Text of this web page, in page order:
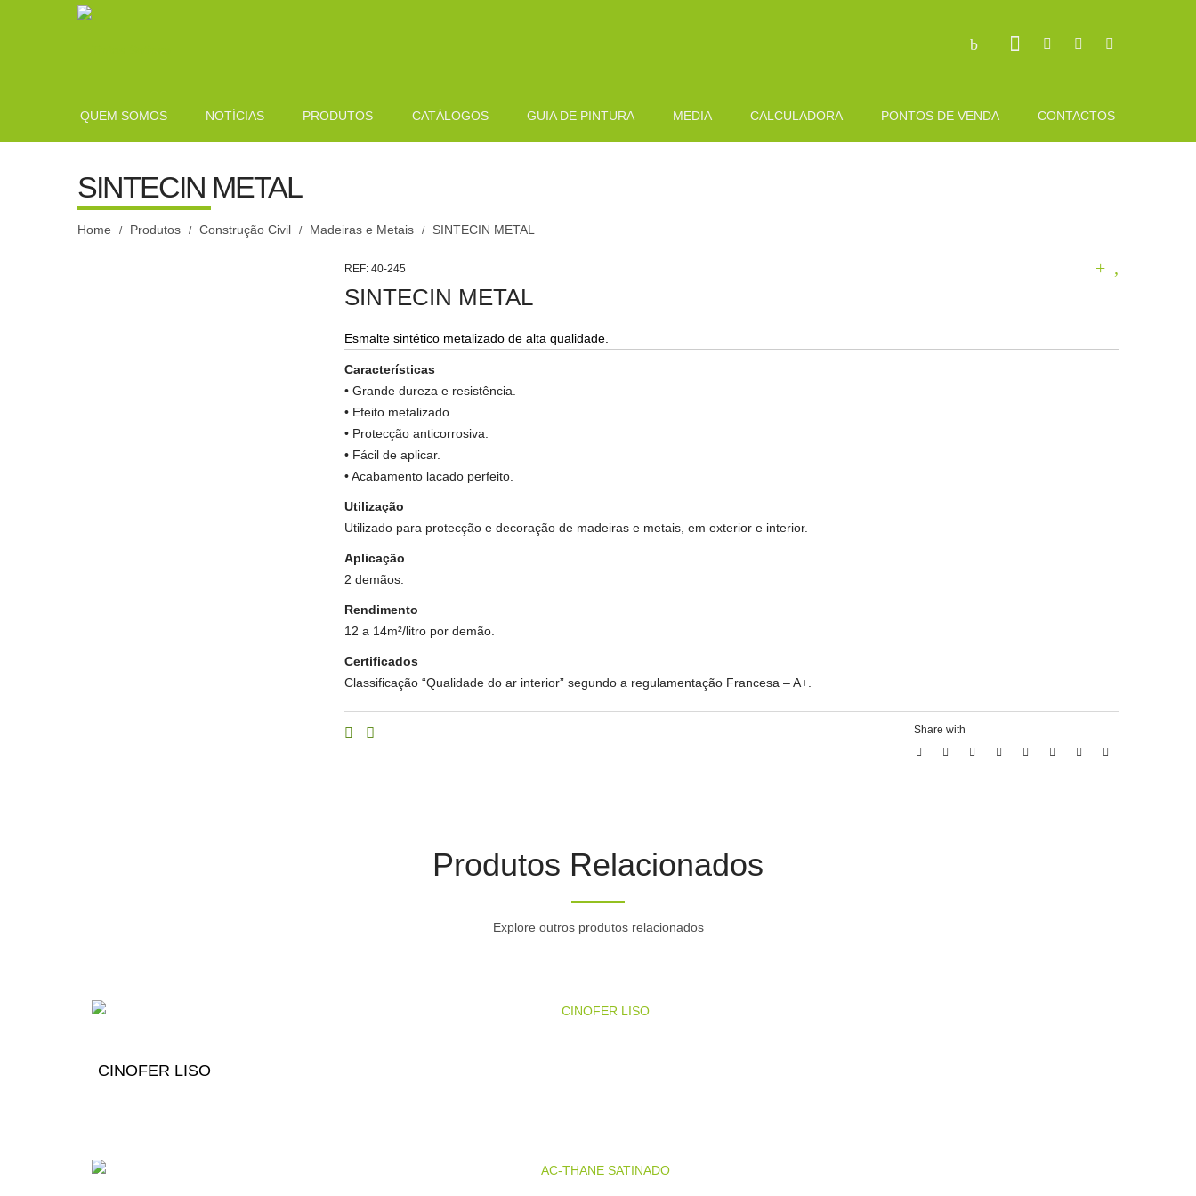
QUEM SOMOS NOTÍCIAS PRODUTOS CATÁLOGOS GUIA DE PINTURA MEDIA CALCULADORA PONTOS DE VENDA CONTACTOS
SINTECIN METAL
Home / Produtos / Construção Civil / Madeiras e Metais / SINTECIN METAL
SINTECIN METAL
Esmalte sintético metalizado de alta qualidade.
Características
• Grande dureza e resistência.
• Efeito metalizado.
• Protecção anticorrosiva.
• Fácil de aplicar.
• Acabamento lacado perfeito.
Utilização
Utilizado para protecção e decoração de madeiras e metais, em exterior e interior.
Aplicação
2 demãos.
Rendimento
12 a 14m²/litro por demão.
Certificados
Classificação “Qualidade do ar interior” segundo a regulamentação Francesa – A+.
REF: 40-245
Share with
Produtos Relacionados
Explore outros produtos relacionados
CINOFER LISO